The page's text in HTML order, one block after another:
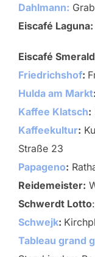
Dahlmann:
Eiscafé Laguna:
Eiscafé
Friedrichshof:
Hulda am Markt:
Kaffee Klatsch:
Kaffeekultur:
Straße 23
Papageno:
Reidemeister:
Schwerdt Lotto
Schwejk:
Tableau grand